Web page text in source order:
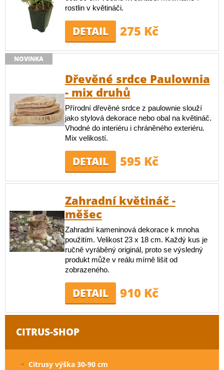
rostlin v květináči.
DETAIL 275 Kč
NOVINKA
Dřevěné srdce Paulownia
- mix druhů
Přírodní dřevěné srdce z paulownie slouží
jako stylová dekorace nebo obal na květináč.
Vhodné do interiéru i chráněného exteriéru.
Mix velikostí.
DETAIL 595 Kč
Zahradní květináč -
měšec
Zahradní kameninová dekorace k mnoha
použitím. Velikost 23 x 18 cm. Každý kus je
ručně vyráběný originál, proto se výsledný
produkt může v reálu mírně lišit od
zobrazeného.
DETAIL 910 Kč
CITRUS-SHOP
Citrusy výška 30-90 cm